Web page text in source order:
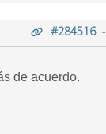
#284516-
de acuerdo.